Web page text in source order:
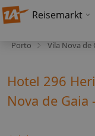
Reisemarkt
Porto Vila Nova de
Hotel 296
Nova de Gaia